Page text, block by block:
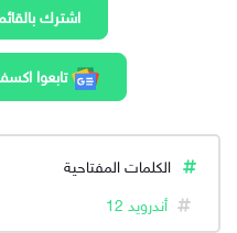
اشترك
تابعوا اكسفار عبر google News
الكلمات المفتاحية
أندرويد 12